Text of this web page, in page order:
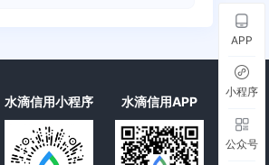
水滴信用小程序 水滴信用APP
APP
小程序
公众号